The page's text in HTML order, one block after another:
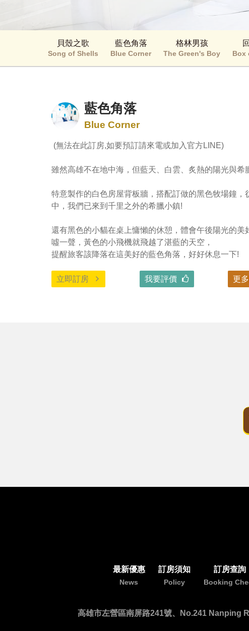
貝殼之歌
Song of Shells
藍色角落
Blue Corner
格林男孩
The Green's Boy Box
藍色角落
Blue Corner
雖然高雄不在地中海，但藍天、白雲、炙熱的陽光與希
特意製作的白色房屋背板牆，搭配訂做的黑色牧場鐘，
中，我們已來到千里之外的希臘小鎮!
還有黑色的小貓在桌上慵懶的休憩，體會午後陽光的美
噓一聲，黃色的小飛機就飛越了湛藍的天空，
提醒旅客該降落在這美好的藍色角落，好好休息一下!
立即訂房 我要評價 更
最新優惠
News
訂房須知
Policy
訂房查詢
Booking
高雄市左營區南屏路241號、No.241 Nanping